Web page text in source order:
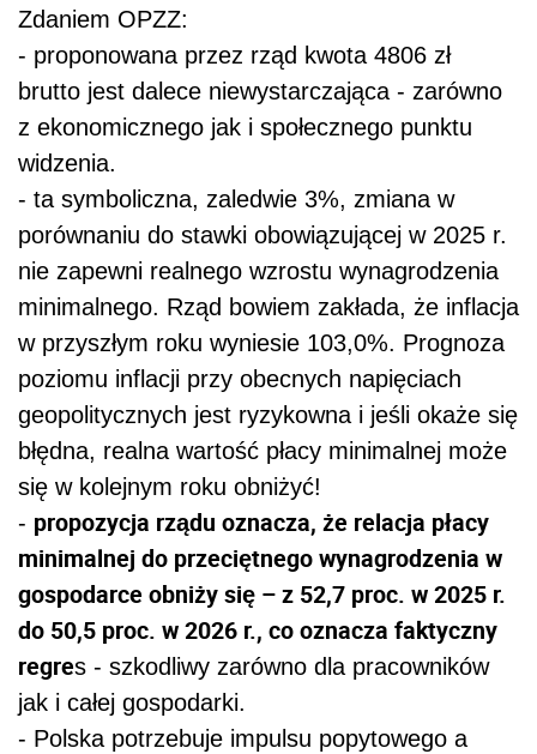
Zdaniem OPZZ:
- proponowana przez rząd kwota 4806 zł
brutto jest dalece niewystarczająca - zarówno
z ekonomicznego jak i społecznego punktu
widzenia.
- ta symboliczna, zaledwie 3%, zmiana w
porównaniu do stawki obowiązującej w 2025 r.
nie zapewni realnego wzrostu wynagrodzenia
minimalnego. Rząd bowiem zakłada, że inflacja
w przyszłym roku wyniesie 103,0%. Prognoza
poziomu inflacji przy obecnych napięciach
geopolitycznych jest ryzykowna i jeśli okaże się
błędna, realna wartość płacy minimalnej może
się w kolejnym roku obniżyć!
- propozycja rządu oznacza, że relacja płacy
minimalnej do przeciętnego wynagrodzenia w
gospodarce obniży się – z 52,7 proc. w 2025 r.
do 50,5 proc. w 2026 r., co oznacza faktyczny
regres - szkodliwy zarówno dla pracowników
jak i całej gospodarki.
- Polska potrzebuje impulsu popytowego a